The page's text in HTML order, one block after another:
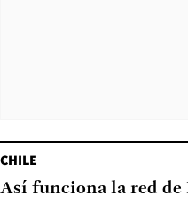
CHILE
Así funciona la red de